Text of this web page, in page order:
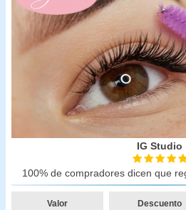
IG Studio
100% de compradores dicen que
Valor Descuento